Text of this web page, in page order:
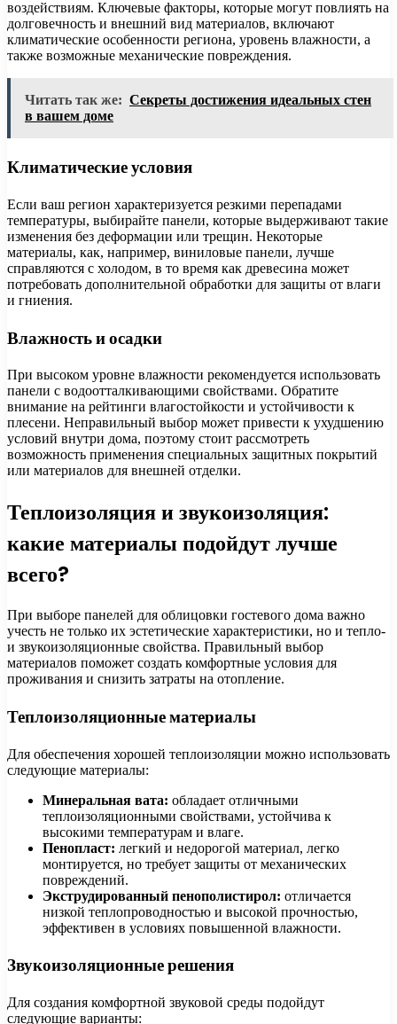
воздействиям. Ключевые факторы, которые могут повлиять на
долговечность и внешний вид материалов, включают
климатические особенности региона, уровень влажности, а
также возможные механические повреждения.
Читать так же: Секреты достижения идеальных стен
в вашем доме
Климатические условия
Если ваш регион характеризуется резкими перепадами
температуры, выбирайте панели, которые выдерживают такие
изменения без деформации или трещин. Некоторые
материалы, как, например, виниловые панели, лучше
справляются с холодом, в то время как древесина может
потребовать дополнительной обработки для защиты от влаги
и гниения.
Влажность и осадки
При высоком уровне влажности рекомендуется использовать
панели с водоотталкивающими свойствами. Обратите
внимание на рейтинги влагостойкости и устойчивости к
плесени. Неправильный выбор может привести к ухудшению
условий внутри дома, поэтому стоит рассмотреть
возможность применения специальных защитных покрытий
или материалов для внешней отделки.
Теплоизоляция и звукоизоляция:
какие материалы подойдут лучше
всего?
При выборе панелей для облицовки гостевого дома важно
учесть не только их эстетические характеристики, но и тепло-
и звукоизоляционные свойства. Правильный выбор
материалов поможет создать комфортные условия для
проживания и снизить затраты на отопление.
Теплоизоляционные материалы
Для обеспечения хорошей теплоизоляции можно использовать
следующие материалы:
Минеральная вата: обладает отличными
теплоизоляционными свойствами, устойчива к
высокими температурам и влаге.
Пенопласт: легкий и недорогой материал, легко
монтируется, но требует защиты от механических
повреждений.
Экструдированный пенополистирол: отличается
низкой теплопроводностью и высокой прочностью,
эффективен в условиях повышенной влажности.
Звукоизоляционные решения
Для создания комфортной звуковой среды подойдут
следующие варианты: